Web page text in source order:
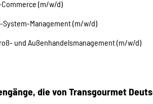
(m/w/d)
System-Management (m/w/d)
und Außenhandelsmanagement (m/w/d)
die von Transgourmet